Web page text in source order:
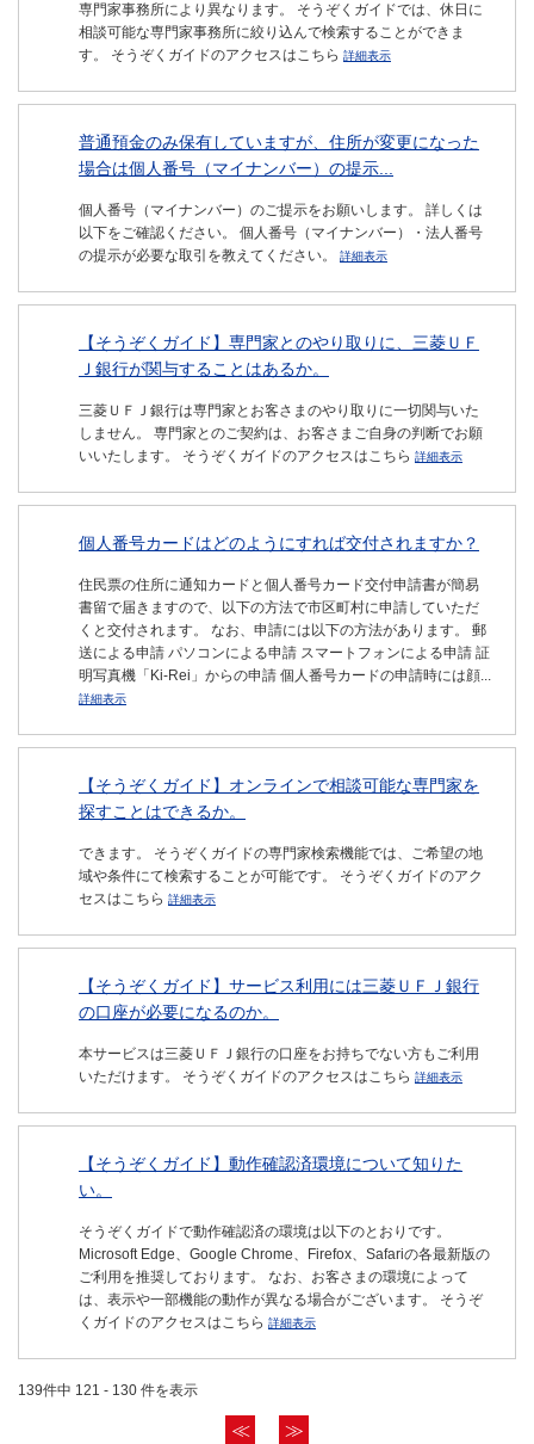
専門家事務所により異なります。 そうぞくガイドでは、休日に
相談可能な専門家事務所に絞り込んで検索することができま
す。 そうぞくガイドのアクセスはこちら 詳細表示
普通預金のみ保有していますが、住所が変更になった
場合は個人番号（マイナンバー）の提示...
個人番号（マイナンバー）のご提示をお願いします。 詳しくは
以下をご確認ください。 個人番号（マイナンバー）・法人番号
の提示が必要な取引を教えてください。
詳細表示
【そうぞくガイド】専門家とのやり取りに、三菱ＵＦ
Ｊ銀行が関与することはあるか。
三菱ＵＦＪ銀行は専門家とお客さまのやり取りに一切関与いた
しません。 専門家とのご契約は、お客さまご自身の判断でお願
いいたします。 そうぞくガイドのアクセスはこちら 詳細表示
個人番号カードはどのようにすれば交付されますか？
住民票の住所に通知カードと個人番号カード交付申請書が簡易
書留で届きますので、以下の方法で市区町村に申請していただ
くと交付されます。 なお、申請には以下の方法があります。 郵
送による申請 パソコンによる申請 スマートフォンによる申請 証
明写真機「Ki-Rei」からの申請 個人番号カードの申請時には顔...
詳細表示
【そうぞくガイド】オンラインで相談可能な専門家を
探すことはできるか。
できます。 そうぞくガイドの専門家検索機能では、ご希望の地
域や条件にて検索することが可能です。 そうぞくガイドのアク
セスはこちら 詳細表示
【そうぞくガイド】サービス利用には三菱ＵＦＪ銀行
の口座が必要になるのか。
本サービスは三菱ＵＦＪ銀行の口座をお持ちでない方もご利用
いただけます。 そうぞくガイドのアクセスはこちら 詳細表示
【そうぞくガイド】動作確認済環境について知りた
い。
そうぞくガイドで動作確認済の環境は以下のとおりです。
Microsoft Edge、Google Chrome、Firefox、Safariの各最新版の
ご利用を推奨しております。 なお、お客さまの環境によって
は、表示や一部機能の動作が異なる場合がございます。 そうぞ
くガイドのアクセスはこちら 詳細表示
139件中 121 - 130 件を表示
≪ ≫